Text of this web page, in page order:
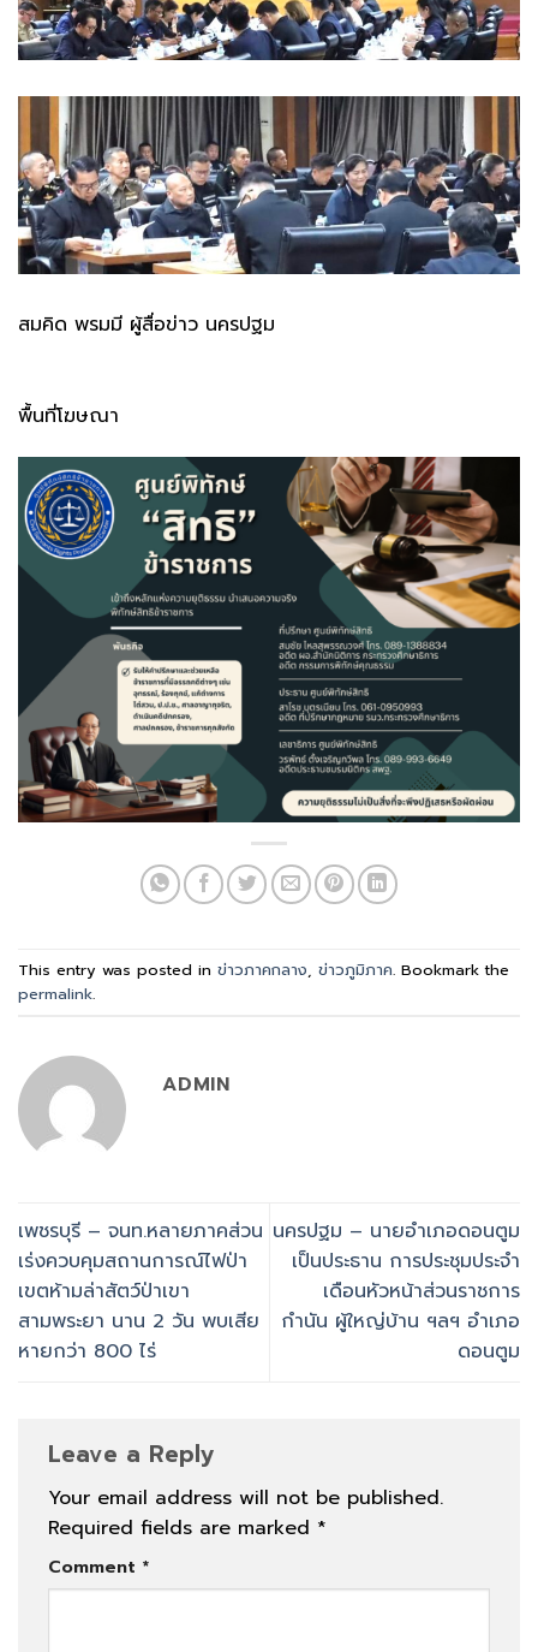
สมคิด พรมมี ผู้สื่อข่าว นครปฐม
พื้นที่โฆษณา
This entry was posted in ข่าวภาคกลาง, ข่าวภูมิภาค. Bookmark the
permalink.
ADMIN
เพชรบุรี – จนท.หลายภาคส่วน
เร่งควบคุมสถานการณ์ไฟป่า
เขตห้ามล่าสัตว์ป่าเขา
สามพระยา นาน 2 วัน พบเสีย
หายกว่า 800 ไร่
นครปฐม – นายอำเภอดอนตูม
เป็นประธาน การประชุมประจำ
เดือนหัวหน้าส่วนราชการ
กำนัน ผู้ใหญ่บ้าน ฯลฯ อำเภอ
ดอนตูม
Leave a Reply
Your email address will not be published.
Required fields are marked *
Comment *